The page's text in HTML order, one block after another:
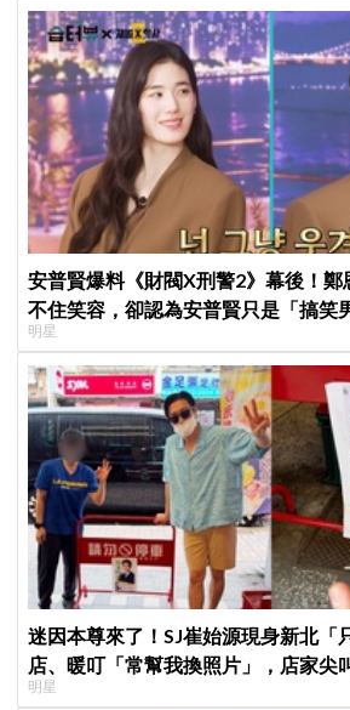
安普賢爆料《財閥X刑警2》幕後！鄭
不住笑容，卻認為安普賢只是「搞笑
明星
迷因本尊來了！SJ崔始源現身新北「
店、暖叮「常幫我換照片」，店家尖
子不能脫粉了
明星